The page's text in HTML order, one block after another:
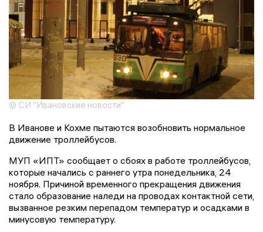
© СИ "Ивановские новости"
В Иванове и Кохме пытаются возобновить нормальное
движение троллейбусов.
МУП «ИПТ» сообщает о сбоях в работе троллейбусов,
которые начались с раннего утра понедельника, 24
ноября. Причиной временного прекращения движения
стало образование наледи на проводах контактной сети,
вызванное резким перепадом температур и осадками в
минусовую температуру.